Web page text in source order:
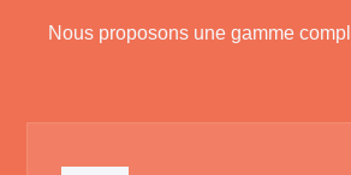
Nous proposons une gamme